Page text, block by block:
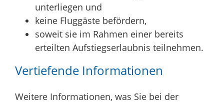
unterliegen und
keine Fluggäste befördern,
soweit sie im Rahmen einer bereits
erteilten Aufstiegserlaubnis teilnehmen.
Vertiefende Informationen
Weitere Informationen, was Sie bei der